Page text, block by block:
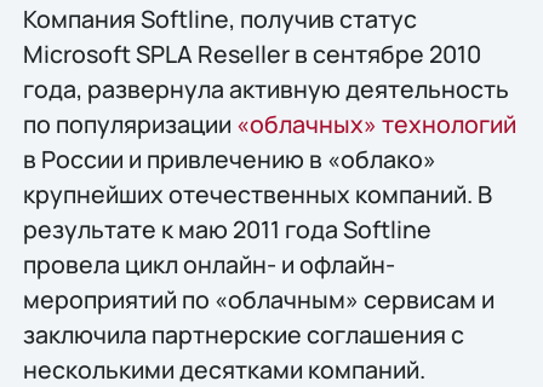
Компания Softline, получив статус
Microsoft SPLA Reseller в сентябре 2010
года, развернула активную деятельность
по популяризации «облачных» технологий
в России и привлечению в «облако»
крупнейших отечественных компаний. В
результате к маю 2011 года Softline
провела цикл онлайн- и офлайн-
мероприятий по «облачным» сервисам и
заключила партнерские соглашения с
несколькими десятками компаний.